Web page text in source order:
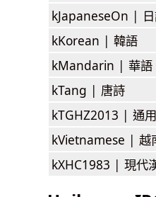
kJapaneseOn |
kKorean | 韓語
kMandarin | 華語
kTang | 唐詩
kTGHZ2013 | 通
kVietnamese | 越
kXHC1983 | 現代